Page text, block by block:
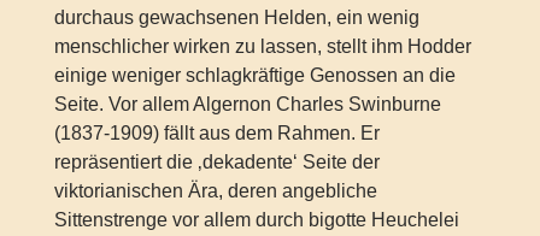
durchaus gewachsenen Helden, ein wenig
menschlicher wirken zu lassen, stellt ihm Hodder
einige weniger schlagkräftige Genossen an die
Seite. Vor allem Algernon Charles Swinburne
(1837-1909) fällt aus dem Rahmen. Er
repräsentiert die ‚dekadente‘ Seite der
viktorianischen Ära, deren angebliche
Sittenstrenge vor allem durch bigotte Heuchelei